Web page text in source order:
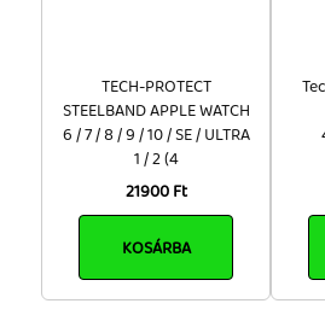
TECH-PROTECT
STEELBAND APPLE WATCH
6 / 7 / 8 / 9 / 10 / SE / ULTRA
1 / 2 (4
21900 Ft
KOSÁRBA